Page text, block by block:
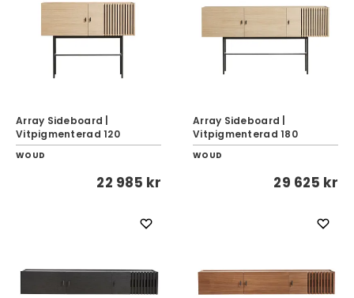
Array Sideboard |
Vitpigmenterad 120
WOUD
22 985 kr
Array Sideboard |
Vitpigmenterad 180
WOUD
29 625 kr